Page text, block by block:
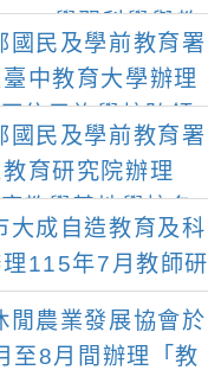
12學習科學與教
討會」
國民及學前教育署
中教育大學辦理
住民族學校跨領
師增能工作坊」
國民及學前教育署
育研究院辦理
教學基地學校各
暑假共同備課研
大成自造教育及科
115年7月教師研
閒農業發展協會於
至8月間辦理「教